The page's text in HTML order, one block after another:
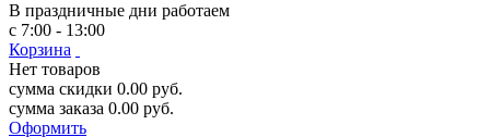
В праздничные дни работаем
с 7:00 - 13:00
Корзина
Нет товаров
сумма скидки 0.00 руб.
сумма заказа 0.00 руб.
Оформить